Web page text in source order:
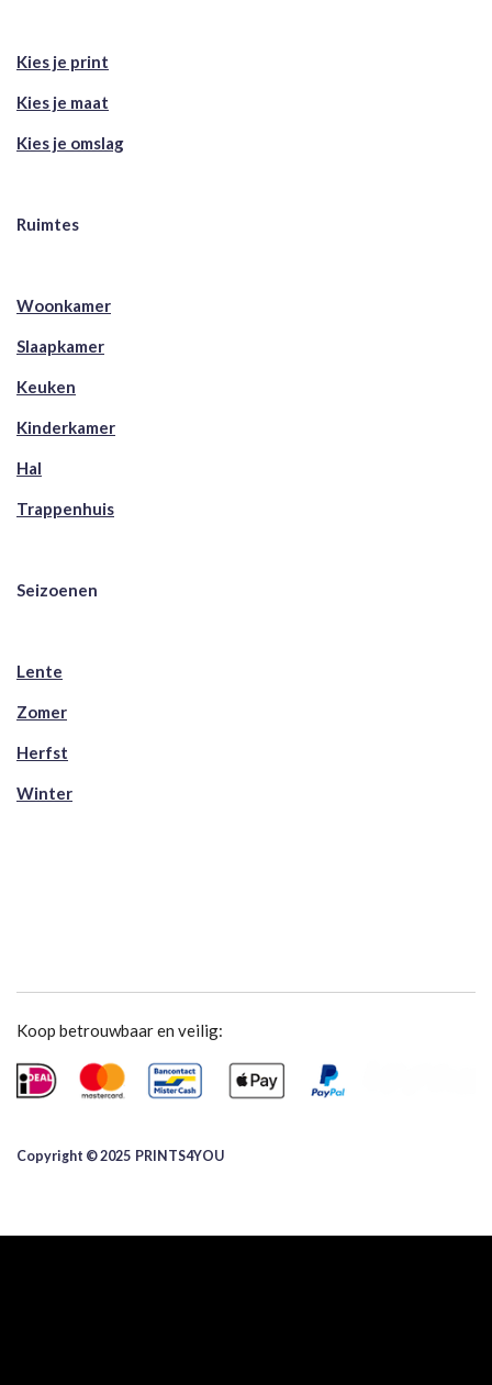
Kies je print
Kies je maat
Kies je omslag
Ruimtes
Woonkamer
Slaapkamer
Keuken
Kinderkamer
Hal
Trappenhuis
Seizoenen
Lente
Zomer
Herfst
Winter
Koop betrouwbaar en veilig:
Copyright © 2025 ​PRINTS4YOU